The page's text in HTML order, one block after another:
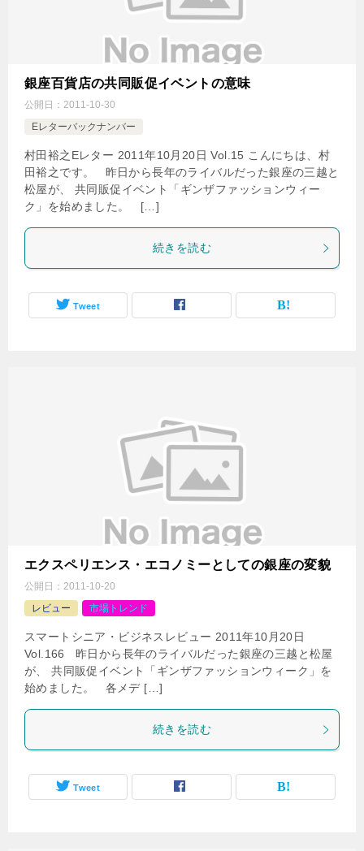
銀座百貨店の共同販促イベントの意味
公開日： 2011-10-30
Eレターバックナンバー
村田裕之Eレター 2011年10月20日 Vol.15 こんにちは、村
田裕之です。 昨日から長年のライバルだった銀座の三越と
松屋が、 共同販促イベント「ギンザファッションウィー
ク」を始めました。 […]
続きを読む
Tweet
エクスペリエンス・エコノミーとしての銀座の変貌
公開日： 2011-10-20
レビュー
市場トレンド
スマートシニア・ビジネスレビュー 2011年10月20日
Vol.166 昨日から長年のライバルだった銀座の三越と松屋
が、 共同販促イベント「ギンザファッションウィーク」を
始めました。 各メデ […]
続きを読む
Tweet